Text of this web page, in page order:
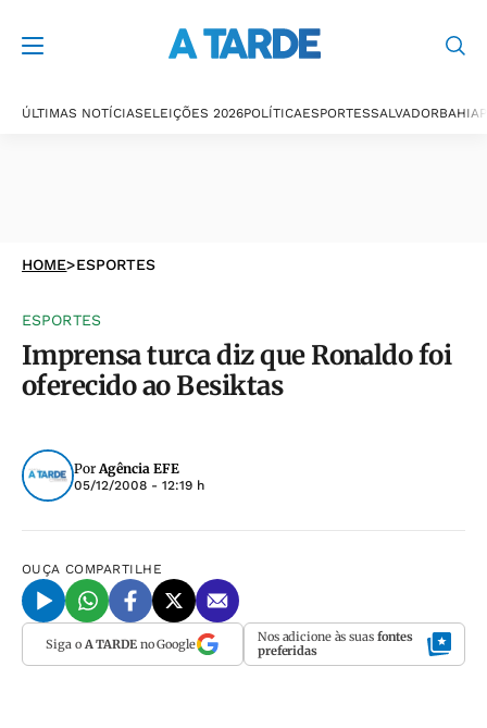
ÚLTIMAS NOTÍCIASELEIÇÕES 2026POLÍTICAESPORTESSALVADORBAHIA
HOME>ESPORTES
ESPORTES
Imprensa turca diz que Ronaldo foi
oferecido ao Besiktas
PorAgência EFE
05/12/2008 - 12:19 h
OUÇA COMPARTILHE
Siga o A TARDEno Google Nos adicione às suas fontes
preferidas